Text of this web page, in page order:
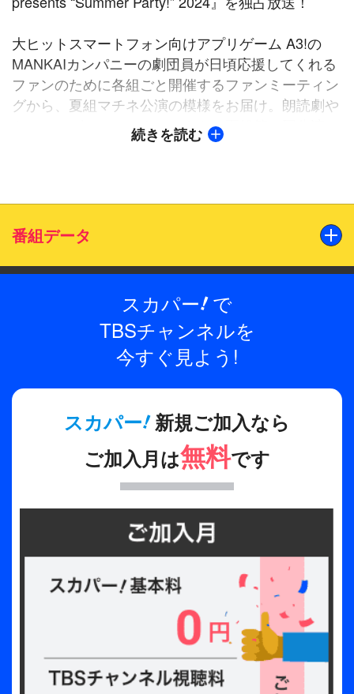
大ヒットスマートフォン向けアプリゲーム A3!の
MANKAIカンパニーの劇団員が日頃応援してくれる
ファンのために各組ごと開催するファンミーティン
グから、夏組マチネ公演の模様をお届け。朗読劇や
トーク・ゲームコーナー、さらに夏組第二回公演か
ら第四回公演の公演曲、さらに夏組新ユニットテー
目ください。
さらに、番組では特別にソワレ公演のみで披露され
た夏組第五回公演曲もお届けします！
夏組の劇団員を演じる声優陣6人による、夏組の魅
力がふんだんに詰まった初の単独ファンミーティン
グを、どうぞお見逃しなく！
〈マチネセットリスト〉
進め！パイレーツ／夏組第三回公演曲
Exciting Charmer!／夏組第四回公演曲
にゃんばれ！にゃにゃにゃにゃ☆にゃん生！／夏組
第二回公演曲
ゲキ夏☆Go My Way!／夏組新ユニットテーマ曲
〈ソワレ公演のみ〉
渾沌オーライ！／夏組第五回公演曲
〈出演〉
江口拓也(皇 天馬 役)、土岐隼一(瑠璃川 幸 役)、山
谷祥生(向坂 椋 役)、廣瀬大介(斑鳩 三角 役)、赤澤
燈(三好 一成 役)、畠中 祐(兵頭 九門 役)
続きを読む
番組データ
江口拓也(皇 天馬 役)、土岐隼一(瑠璃川 幸 役)、山谷祥生
(向坂 椋 役)、廣瀬大介(斑鳩 三角 役)、赤澤 燈(三好 一成
役)、畠中 祐(兵頭 九門 役)
制作年
スカパー!で
TBSチャンネルを
今すぐ見よう!
スカパー!新規ご加入なら
ご加入月は無料です